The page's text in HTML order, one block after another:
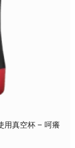
用真空杯 – 呵癢